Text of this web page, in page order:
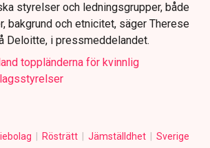
styrelser och ledningsgrupper, både
bakgrund och etnicitet, säger Therese
Deloitte, i pressmeddelandet.
toppländerna för kvinnlig
Rösträtt Jämställdhet Sverige